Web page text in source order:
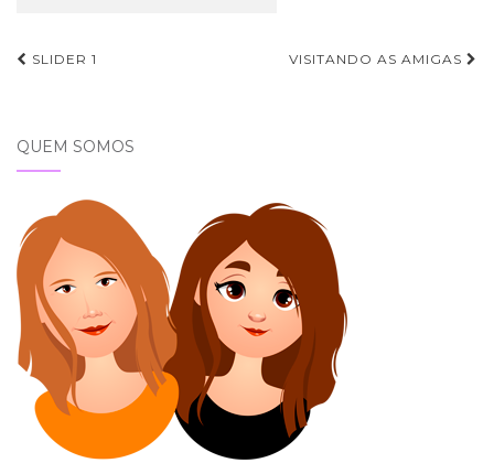
Navegação
SLIDER 1 VISITANDO AS AMIGAS
QUEM SOMOS